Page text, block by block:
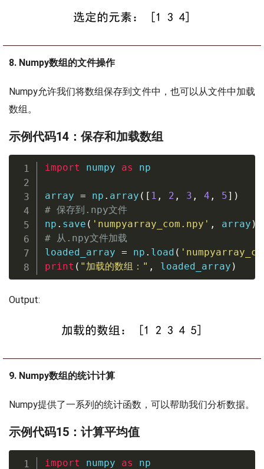
8. Numpy数组的文件操作
Numpy允许我们将数组保存到文件中，也可以从文件中加载
数组。
示例代码14：保存和加载数组
import numpy as np
array = np . array ( [ 1 , 2 , 3 , 4 , 5] )
# 保存到.npy文件
np . save ( 'numpyarray_com.npy' , array )
# 从.npy文件加载
loaded_array = np . load (
print ( "加载的数组：" , loaded_array )
Output:
9. Numpy数组的统计计算
Numpy提供了一系列的统计函数，可以帮助我们分析数据。
示例代码15：计算平均值
import numpy as np